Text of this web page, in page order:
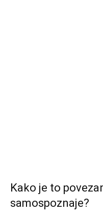
Kako je to
samospoznaje?